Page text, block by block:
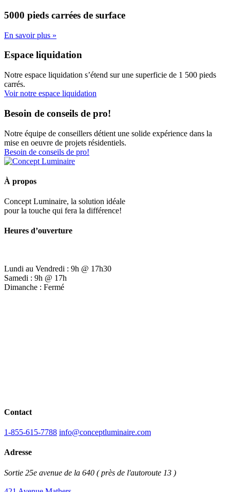
5000 pieds carrées de surface
En savoir plus »
Espace liquidation
Notre espace liquidation s’étend sur une superficie de 1 500 pieds
carrés.
Voir notre espace liquidation
Besoin de conseils de pro!
Notre équipe de conseillers détient une solide expérience dans la
mise en oeuvre de projets résidentiels.
Besoin de conseils de pro!
À propos
Concept Luminaire, la solution idéale
pour la touche qui fera la différence!
Heures d’ouverture
Lundi au Vendredi : 9h @ 17h30
Samedi : 9h @ 17h
Dimanche : Fermé
Contact
1-855-615-7788 info@conceptluminaire.com
Adresse
Sortie 25e avenue de la 640 ( près de l'autoroute 13 )